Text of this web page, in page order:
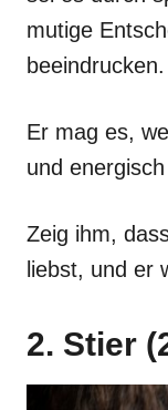
mutige
beeindrucken.
Er mag es,
und
Zeig ihm,
liebst, und er
2. Stier